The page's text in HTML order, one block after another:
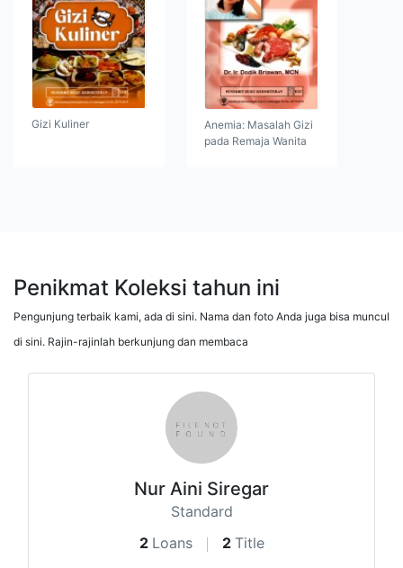
Gizi Kuliner
Anemia: Masalah Gizi
pada Remaja Wanita
Penikmat Koleksi tahun ini
Pengunjung terbaik kami, ada di sini. Nama dan foto Anda juga bisa muncul
di sini. Rajin-rajinlah berkunjung dan membaca
Nur Aini Siregar
Standard
2 Loans 2 Title